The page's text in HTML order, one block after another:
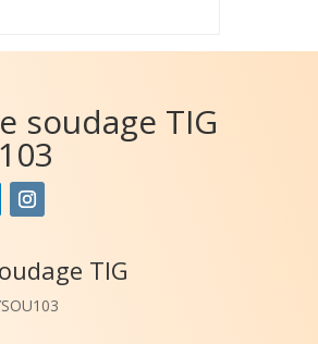
soudage TIG
TIG